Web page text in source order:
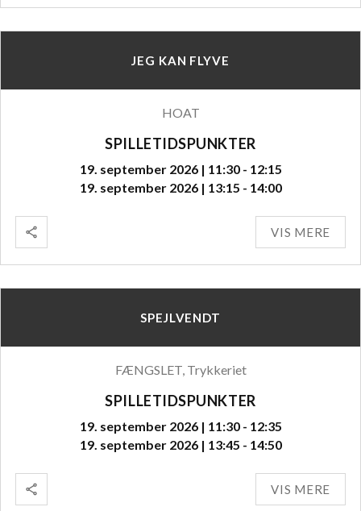
JEG KAN FLYVE
HOAT
SPILLETIDSPUNKTER
19. september 2026 | 11:30 - 12:15
19. september 2026 | 13:15 - 14:00
VIS MERE
SPEJLVENDT
FÆNGSLET, Trykkeriet
SPILLETIDSPUNKTER
19. september 2026 | 11:30 - 12:35
19. september 2026 | 13:45 - 14:50
VIS MERE